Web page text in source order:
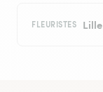
FLEURISTES Lille